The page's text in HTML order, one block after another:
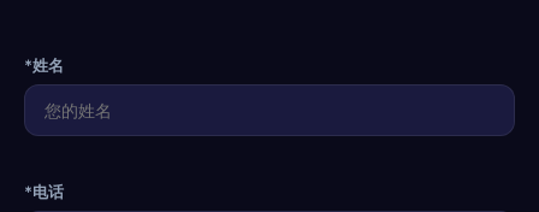
*姓名
*电话